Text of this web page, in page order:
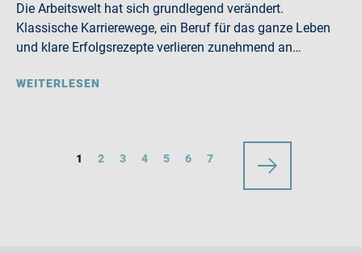
Die Arbeitswelt hat sich grundlegend verändert.
Klassische Karrierewege, ein Beruf für das ganze Leben
und klare Erfolgsrezepte verlieren zunehmend an…
WEITERLESEN
1 2 3 4 5 6 7